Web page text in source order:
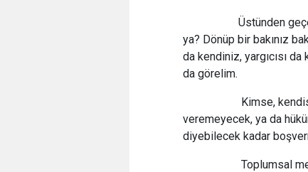
Üstünden geçen
ya? Dönüp bir bakınız
da kendiniz, yargıcısı
da görelim.
Kimse, kendisine
veremeyecek, ya da
diyebilecek kadar
Toplumsal